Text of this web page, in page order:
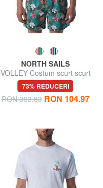
NORTH SAILS
VOLLEY Costum scurt scurt
73% REDUCERI
RON 393.83 RON 104.97